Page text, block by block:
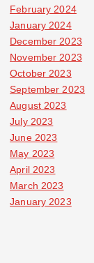
February 2024
January 2024
December 2023
November 2023
October 2023
September 2023
August 2023
July 2023
June 2023
May 2023
April 2023
March 2023
January 2023